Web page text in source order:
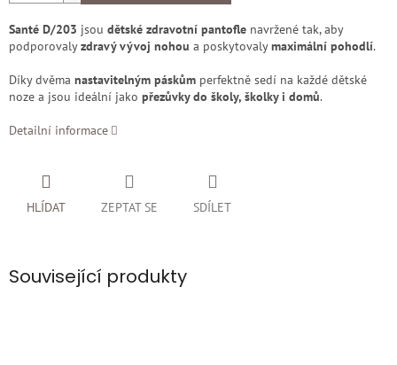
Santé D/203 jsou dětské zdravotní pantofle navržené tak, aby
podporovalyzdravý vývoj nohou a poskytovalymaximální pohodlí.
Díky dvěma nastavitelným páskům perfektně sedí na každé dětské
noze a jsou ideální jako přezůvky do školy, školky i domů.
Detailní informace
ZEPTAT SE
HLÍDAT SDÍLET
Související produkty